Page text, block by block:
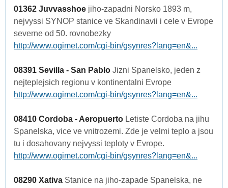
01362 Juvvasshoe jiho-zapadni Norsko 1893 m,
nejvyssi SYNOP stanice ve Skandinavii i cele v Evrope
severne od 50. rovnobezky
http://www.ogimet.com/cgi-bin/gsynres?lang=en&...
08391 Sevilla - San Pablo Jizni Spanelsko, jeden z
nejteplejsich regionu v kontinentalni Evrope
http://www.ogimet.com/cgi-bin/gsynres?lang=en&...
08410 Cordoba - Aeropuerto Letiste Cordoba na jihu
Spanelska, vice ve vnitrozemi. Zde je velmi teplo a jsou
tu i dosahovany nejvyssi teploty v Evrope.
http://www.ogimet.com/cgi-bin/gsynres?lang=en&...
08290 Xativa Stanice na jiho-zapade Spanelska, ne